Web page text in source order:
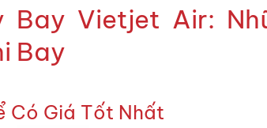
Bay Vietjet Air:
Bay
Có Giá Tốt Nhất